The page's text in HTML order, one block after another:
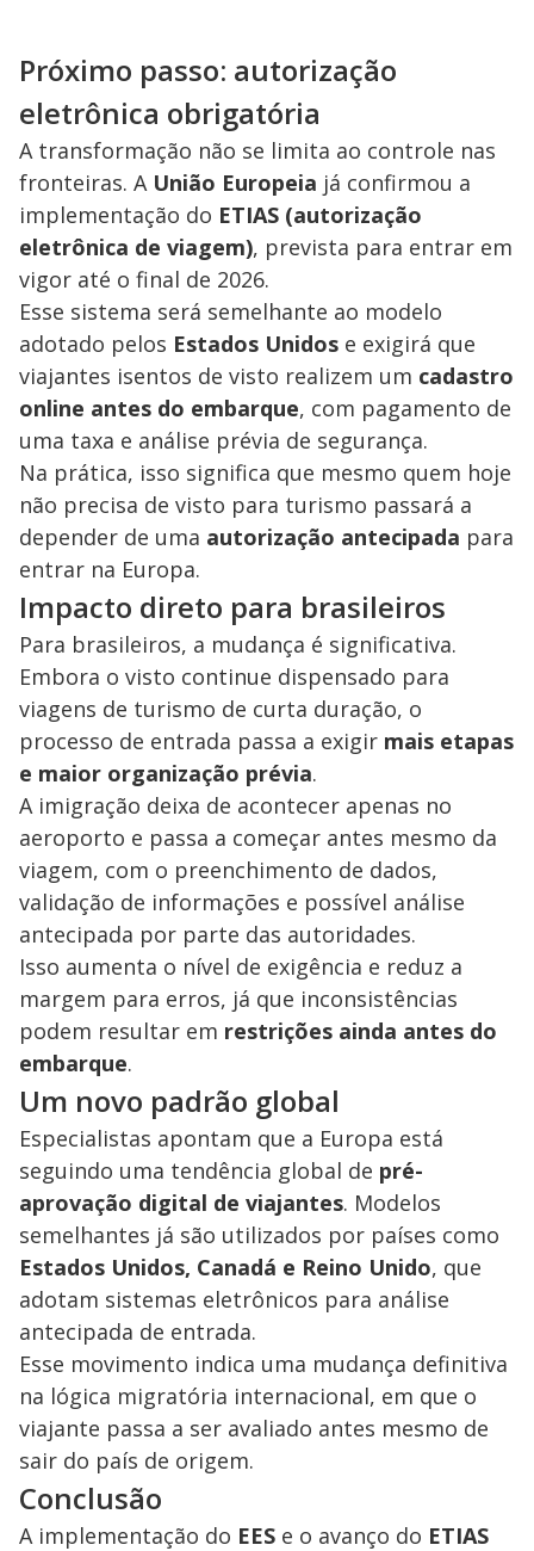
Próximo passo: autorização
eletrônica obrigatória
A transformação não se limita ao controle nas
fronteiras. A União Europeia já confirmou a
implementação do ETIAS (autorização
eletrônica de viagem), prevista para entrar em
vigor até o final de 2026.
Esse sistema será semelhante ao modelo
adotado pelos Estados Unidos e exigirá que
viajantes isentos de visto realizem um cadastro
online antes do embarque, com pagamento de
uma taxa e análise prévia de segurança.
Na prática, isso significa que mesmo quem hoje
não precisa de visto para turismo passará a
depender de uma autorização antecipada para
entrar na Europa.
Impacto direto para brasileiros
Para brasileiros, a mudança é significativa.
Embora o visto continue dispensado para
viagens de turismo de curta duração, o
processo de entrada passa a exigir mais etapas
e maior organização prévia.
A imigração deixa de acontecer apenas no
aeroporto e passa a começar antes mesmo da
viagem, com o preenchimento de dados,
validação de informações e possível análise
antecipada por parte das autoridades.
Isso aumenta o nível de exigência e reduz a
margem para erros, já que inconsistências
podem resultar em restrições ainda antes do
embarque.
Um novo padrão global
Especialistas apontam que a Europa está
seguindo uma tendência global de pré-
aprovação digital de viajantes. Modelos
semelhantes já são utilizados por países como
Estados Unidos, Canadá e Reino Unido, que
adotam sistemas eletrônicos para análise
antecipada de entrada.
Esse movimento indica uma mudança definitiva
na lógica migratória internacional, em que o
viajante passa a ser avaliado antes mesmo de
sair do país de origem.
Conclusão
A implementação do EES e o avanço do ETIAS